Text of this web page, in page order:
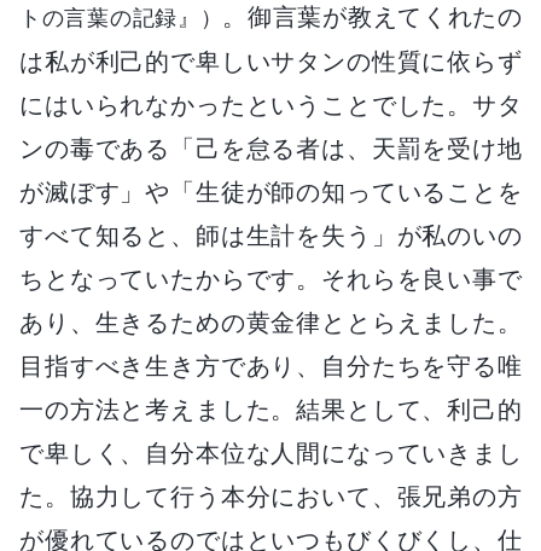
トの言葉の記録』） 。御言葉が教えてくれたの
は私が利己的で卑しいサタンの性質に依らず
にはいられなかったということでした。サタ
ンの毒である「己を怠る者は、天罰を受け地
が滅ぼす」や「生徒が師の知っていることを
すべて知ると、師は生計を失う」が私のいの
ちとなっていたからです。それらを良い事で
あり、生きるための黄金律ととらえました。
目指すべき生き方であり、自分たちを守る唯
一の方法と考えました。結果として、利己的
で卑しく、自分本位な人間になっていきまし
た。協力して行う本分において、張兄弟の方
が優れているのではといつもびくびくし、仕